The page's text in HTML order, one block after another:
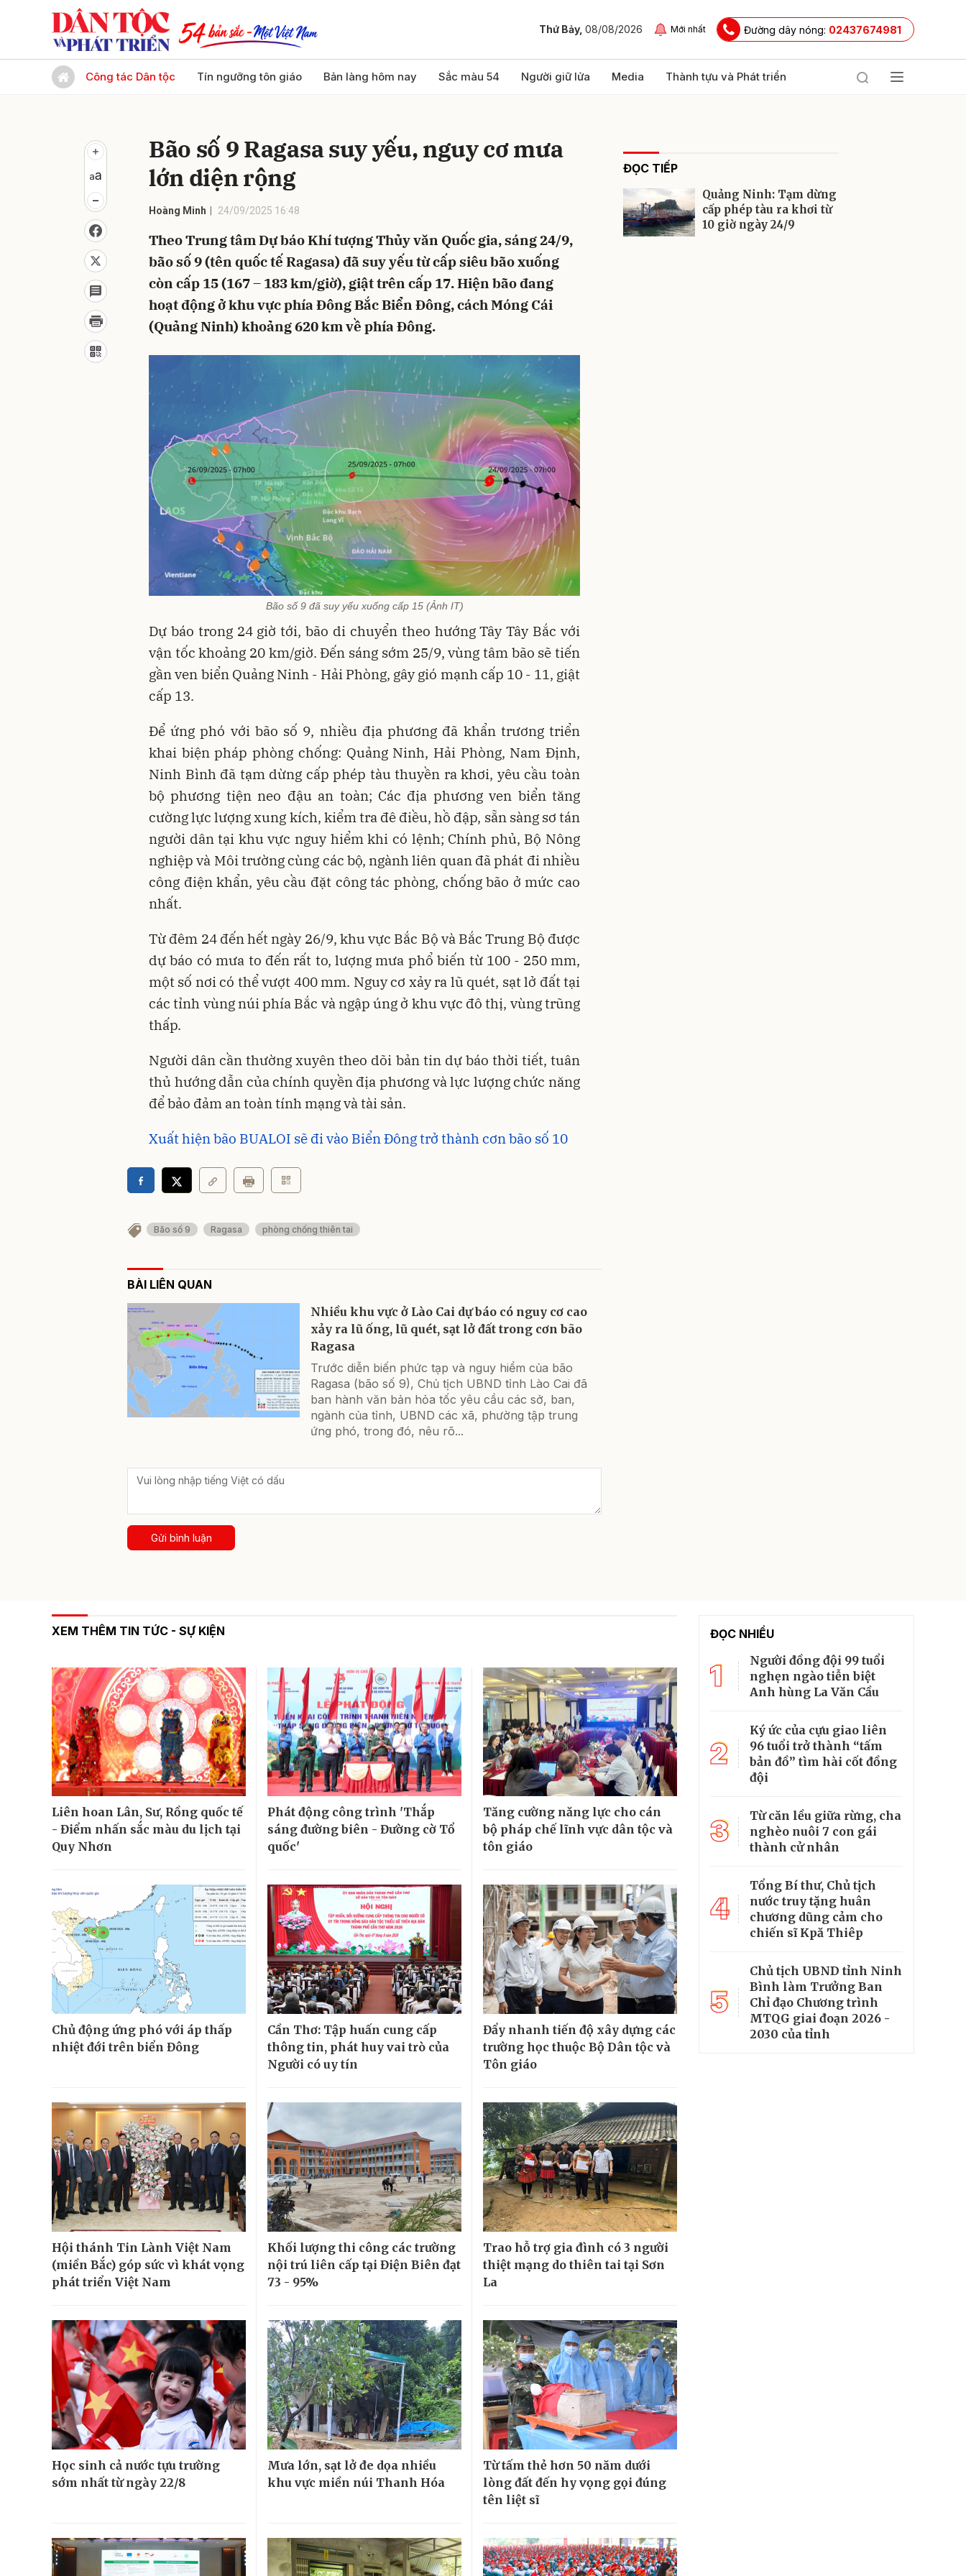
Thứ Bảy, 08/08/2026 Mới nhất Đường dây nóng: 02437674981
Công tác Dân tộc Tín ngưỡng tôn giáo Bản làng hôm nay Sắc màu 54 Người giữ lửa Media Thành tựu và Phát triển
Bão số 9 Ragasa suy yếu, nguy cơ mưa
lớn diện rộng
Hoàng Minh 24/09/2025 16:48
Theo Trung tâm Dự báo Khí tượng Thủy văn Quốc gia, sáng 24/9,
bão số 9 (tên quốc tế Ragasa) đã suy yếu từ cấp siêu bão xuống
còn cấp 15 (167 – 183 km/giờ), giật trên cấp 17. Hiện bão đang
hoạt động ở khu vực phía Đông Bắc Biển Đông, cách Móng Cái
(Quảng Ninh) khoảng 620 km về phía Đông.
Bão số 9 đã suy yếu xuống cấp 15 (Ảnh IT)
Dự báo trong 24 giờ tới, bão di chuyển theo hướng Tây Tây Bắc với
vận tốc khoảng 20 km/giờ. Đến sáng sớm 25/9, vùng tâm bão sẽ tiến
gần ven biển Quảng Ninh - Hải Phòng, gây gió mạnh cấp 10 - 11, giật
cấp 13.
Để ứng phó với bão số 9, nhiều địa phương đã khẩn trương triển
khai biện pháp phòng chống: Quảng Ninh, Hải Phòng, Nam Định,
Ninh Bình đã tạm dừng cấp phép tàu thuyền ra khơi, yêu cầu toàn
bộ phương tiện neo đậu an toàn; Các địa phương ven biển tăng
cường lực lượng xung kích, kiểm tra đê điều, hồ đập, sẵn sàng sơ tán
người dân tại khu vực nguy hiểm khi có lệnh; Chính phủ, Bộ Nông
nghiệp và Môi trường cùng các bộ, ngành liên quan đã phát đi nhiều
công điện khẩn, yêu cầu đặt công tác phòng, chống bão ở mức cao
nhất.
Từ đêm 24 đến hết ngày 26/9, khu vực Bắc Bộ và Bắc Trung Bộ được
dự báo có mưa to đến rất to, lượng mưa phổ biến từ 100 - 250 mm,
một số nơi có thể vượt 400 mm. Nguy cơ xảy ra lũ quét, sạt lở đất tại
các tỉnh vùng núi phía Bắc và ngập úng ở khu vực đô thị, vùng trũng
thấp.
Người dân cần thường xuyên theo dõi bản tin dự báo thời tiết, tuân
thủ hướng dẫn của chính quyền địa phương và lực lượng chức năng
để bảo đảm an toàn tính mạng và tài sản.
Xuất hiện bão BUALOI sẽ đi vào Biển Đông trở thành cơn bão số 10
Bão số 9 Ragasa phòng chống thiên tai
BÀI LIÊN QUAN
Nhiều khu vực ở Lào Cai dự báo có nguy cơ cao
xảy ra lũ ống, lũ quét, sạt lở đất trong cơn bão
Ragasa
Trước diễn biến phức tạp và nguy hiểm của bão
Ragasa (bão số 9), Chủ tịch UBND tỉnh Lào Cai đã
ban hành văn bản hỏa tốc yêu cầu các sở, ban,
ngành của tỉnh, UBND các xã, phường tập trung
ứng phó, trong đó, nêu rõ...
Gửi bình luận
ĐỌC TIẾP
Quảng Ninh: Tạm dừng
cấp phép tàu ra khơi từ
10 giờ ngày 24/9
XEM THÊM TIN TỨC - SỰ KIỆN
Liên hoan Lân, Sư, Rồng quốc tế
- Điểm nhấn sắc màu du lịch tại
Quy Nhơn
Phát động công trình 'Thắp
sáng đường biên - Đường cờ Tổ
quốc'
Tăng cường năng lực cho cán
bộ pháp chế lĩnh vực dân tộc và
tôn giáo
Chủ động ứng phó với áp thấp
nhiệt đới trên biển Đông
Cần Thơ: Tập huấn cung cấp
thông tin, phát huy vai trò của
Người có uy tín
Đẩy nhanh tiến độ xây dựng các
trường học thuộc Bộ Dân tộc và
Tôn giáo
Hội thánh Tin Lành Việt Nam
(miền Bắc) góp sức vì khát vọng
phát triển Việt Nam
Khối lượng thi công các trường
nội trú liên cấp tại Điện Biên đạt
73 - 95%
Trao hỗ trợ gia đình có 3 người
thiệt mạng do thiên tai tại Sơn
La
Học sinh cả nước tựu trường
sớm nhất từ ngày 22/8
Mưa lớn, sạt lở đe dọa nhiều
khu vực miền núi Thanh Hóa
Từ tấm thẻ hơn 50 năm dưới
lòng đất đến hy vọng gọi đúng
tên liệt sĩ
ĐỌC NHIỀU
1
Người đồng đội 99 tuổi
nghẹn ngào tiễn biệt
Anh hùng La Văn Cầu
2
Ký ức của cựu giao liên
96 tuổi trở thành “tấm
bản đồ” tìm hài cốt đồng
đội
3
Từ căn lều giữa rừng, cha
nghèo nuôi 7 con gái
thành cử nhân
4
Tổng Bí thư, Chủ tịch
nước truy tặng huân
chương dũng cảm cho
chiến sĩ Kpă Thiêp
5
Chủ tịch UBND tỉnh Ninh
Bình làm Trưởng Ban
Chỉ đạo Chương trình
MTQG giai đoạn 2026 -
2030 của tỉnh
Gửi bình luận
Hủy Gửi